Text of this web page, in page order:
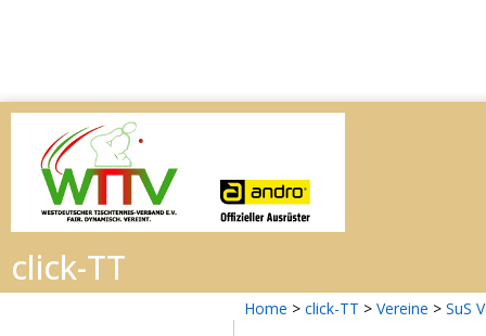
Home > click-TT > Vereine > SuS